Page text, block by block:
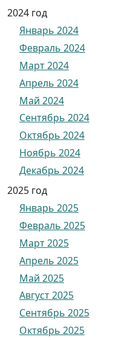
2024 год
Январь 2024
Февраль 2024
Март 2024
Апрель 2024
Май 2024
Сентябрь 2024
Октябрь 2024
Ноябрь 2024
Декабрь 2024
2025 год
Январь 2025
Февраль 2025
Март 2025
Апрель 2025
Май 2025
Август 2025
Сентябрь 2025
Октябрь 2025